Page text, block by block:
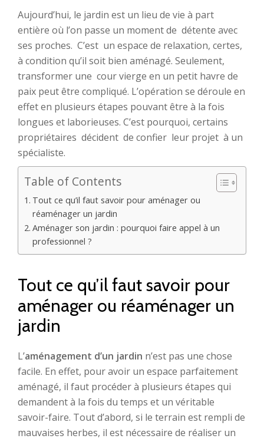
Aujourd’hui, le jardin est un lieu de vie à part
entière où l’on passe un moment de détente avec
ses proches. C’est un espace de relaxation, certes,
à condition qu’il soit bien aménagé. Seulement,
transformer une cour vierge en un petit havre de
paix peut être compliqué. L’opération se déroule en
effet en plusieurs étapes pouvant être à la fois
longues et laborieuses. C’est pourquoi, certains
propriétaires décident de confier leur projet à un
spécialiste.
Table of Contents
Tout ce qu’il faut savoir pour aménager ou
réaménager un jardin
Aménager son jardin : pourquoi faire appel à un
professionnel ?
Tout ce qu’il faut savoir pour
aménager ou réaménager un
jardin
L’aménagement d’un jardin n’est pas une chose
facile. En effet, pour avoir un espace parfaitement
aménagé, il faut procéder à plusieurs étapes qui
demandent à la fois du temps et un véritable
savoir-faire. Tout d’abord, si le terrain est rempli de
mauvaises herbes, il est nécessaire de réaliser un